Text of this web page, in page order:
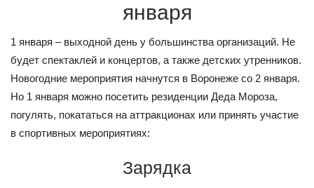
января
1 января – выходной день у большинства организаций. Не
будет спектаклей и концертов, а также детских утренников.
Новогодние мероприятия начнутся в Воронеже со 2 января.
Но 1 января можно посетить резиденции Деда Мороза,
погулять, покататься на аттракционах или принять участие
в спортивных мероприятиях:
Зарядка